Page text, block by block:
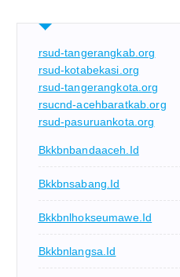
rsud-tangerangkab.org
rsud-kotabekasi.org
rsud-tangerangkota.org
rsucnd-acehbaratkab.org
rsud-pasuruankota.org
Bkkbnbandaaceh.id
Bkkbnsabang.id
Bkkbnlhokseumawe.id
Bkkbnlangsa.id